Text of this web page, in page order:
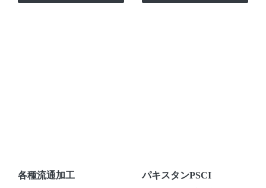
各種流通加工 パキスタンPSCI